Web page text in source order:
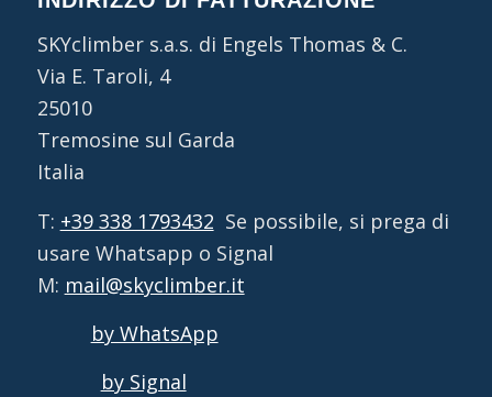
SKYclimber s.a.s. di Engels Thomas & C.
Via E. Taroli, 4
25010
Tremosine sul Garda
Italia
T: +39 338 1793432 Se possibile, si prega di
usare Whatsapp o Signal
M: mail@skyclimber.it
by WhatsApp
by Signal